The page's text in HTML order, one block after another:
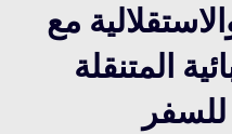
مع
المتنقلة
للسفر